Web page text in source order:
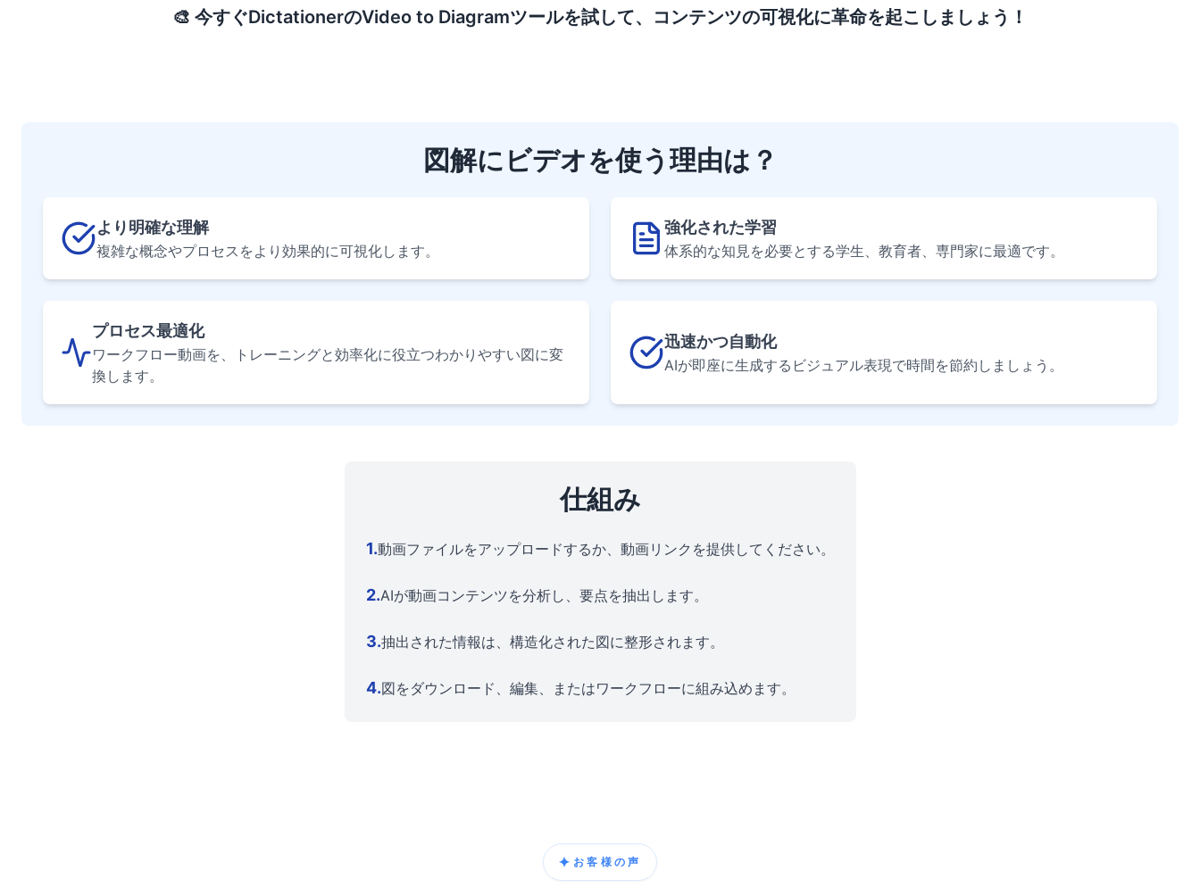
🎨 今すぐDictationerのVideo to Diagramツールを試して、コンテンツの可視化に革命を起こしましょう！
図解にビデオを使う理由は？
より明確な理解
複雑な概念やプロセスをより効果的に可視化します。
強化された学習
体系的な知見を必要とする学生、教育者、専門家に最適です。
プロセス最適化
ワークフロー動画を、トレーニングと効率化に役立つわかりやすい図に変
換します。
迅速かつ自動化
AIが即座に生成するビジュアル表現で時間を節約しましょう。
仕組み
1.動画ファイルをアップロードするか、動画リンクを提供してください。
2.AIが動画コンテンツを分析し、要点を抽出します。
3.抽出された情報は、構造化された図に整形されます。
4.図をダウンロード、編集、またはワークフローに組み込めます。
✦ お客様の声